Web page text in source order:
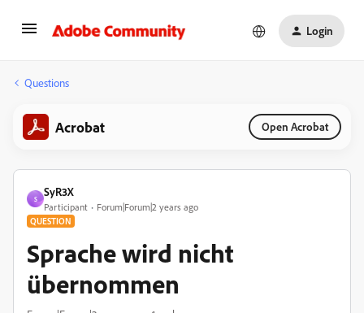
Login
Questions
Acrobat Open Acrobat
S
SyR3X
Participant Forum|Forum|2 years ago
QUESTION
Sprache wird nicht
übernommen